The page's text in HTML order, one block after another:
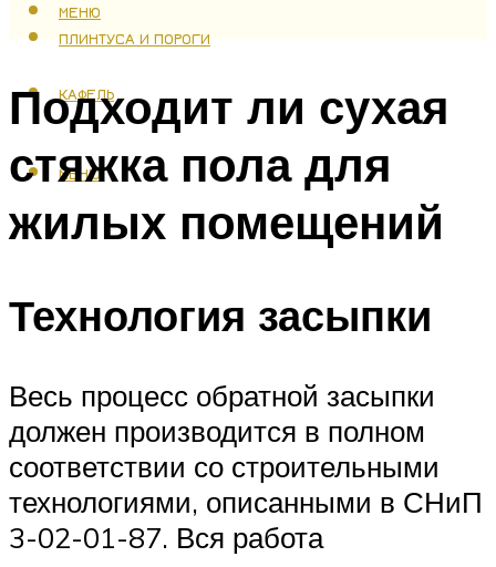
ПЛИНТУСА И ПОРОГИ
КАФЕЛЬ
МЕНЮ
МЕНЮ
Подходит ли сухая
стяжка пола для
жилых помещений
Технология засыпки
Весь процесс обратной засыпки
должен производится в полном
соответствии со строительными
технологиями, описанными в СНиП
3-02-01-87. Вся работа